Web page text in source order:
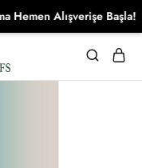
Alışverişe Başla!